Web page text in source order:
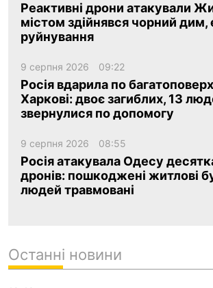
Реактивні дрони атакували
містом здійнявся чорний дим,
руйнування
9 серпня 2026 09:22
Росія вдарила по
Харкові: двоє загиблих, 13
звернулися по допомогу
9 серпня 2026 08:55
Росія атакувала Одесу
дронів: пошкоджені житлові
людей травмовані
Останні новини